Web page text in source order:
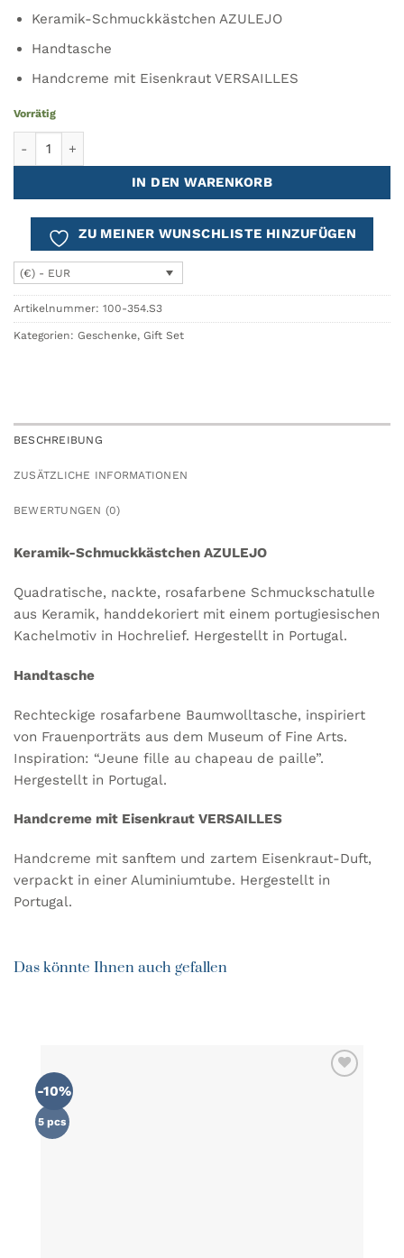
Keramik-Schmuckkästchen AZULEJO
Handtasche
Handcreme mit Eisenkraut VERSAILLES
Vorrätig
IN DEN WARENKORB
ZU MEINER WUNSCHLISTE HINZUFÜGEN
(€) - EUR
Artikelnummer: 100-354.S3
Kategorien: Geschenke, Gift Set
BESCHREIBUNG
ZUSÄTZLICHE INFORMATIONEN
BEWERTUNGEN (0)
Keramik-Schmuckkästchen AZULEJO
Quadratische, nackte, rosafarbene Schmuckschatulle
aus Keramik, handdekoriert mit einem portugiesischen
Kachelmotiv in Hochrelief. Hergestellt in Portugal.
Handtasche
Rechteckige rosafarbene Baumwolltasche, inspiriert
von Frauenporträts aus dem Museum of Fine Arts.
Inspiration: “Jeune fille au chapeau de paille”.
Hergestellt in Portugal.
Handcreme mit Eisenkraut VERSAILLES
Handcreme mit sanftem und zartem Eisenkraut-Duft,
verpackt in einer Aluminiumtube. Hergestellt in
Portugal.
Das könnte Ihnen auch gefallen
-10%
5 pcs